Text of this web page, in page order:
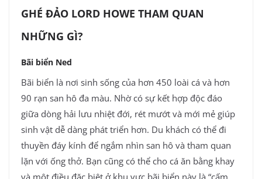
GHÉ ĐẢO LORD HOWE THAM QUAN
NHỮNG GÌ?
Bãi biển Ned
Bãi biển là nơi sinh sống của hơn 450 loài cá và hơn
90 rạn san hô đa màu. Nhờ có sự kết hợp độc đáo
giữa dòng hải lưu nhiệt đới, rét mướt và mới mẻ giúp
sinh vật dễ dàng phát triển hơn. Du khách có thể đi
thuyền đáy kính để ngắm nhìn san hô và tham quan
lặn với ống thở. Bạn cũng có thể cho cá ăn bằng khay